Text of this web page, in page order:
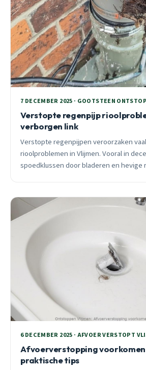
7 DECEMBER 2025 · GOOTSTEEN
Verstopte regenpijp
verborgen link
Verstopte regenpijpen veroorzaken
rioolproblemen in Vlijmen. Vooral in
spoedklussen door bladeren en hevige
6 DECEMBER 2025 · AFVOER VERSTOPT
Afvoerverstopping
praktische tips